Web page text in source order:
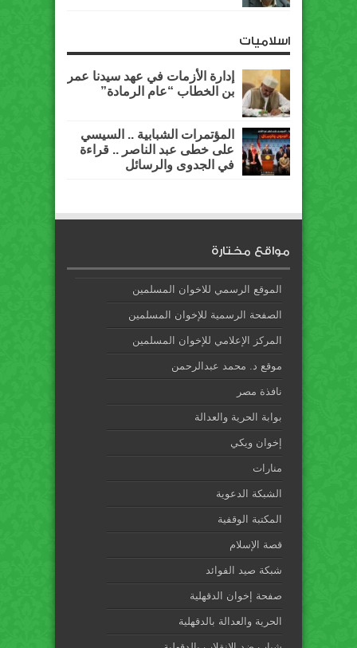
اسلاميات
إدارة الأزمات في عهد سيدنا عمر
بن الخطاب “عام الرمادة”
المؤتمرات الشبابية .. السيسي
على خطى عبد الناصر .. قراءة
في الجدوى والرسائل
مواقع مختارة
الموقع الرسمي للاخوان المسلمين
الصفحة الرسمية للإخوان المسلمين
المركز الإعلامي للإخوان المسلمين
موقع د. محمد عبدالرحمن
نافذة مصر
بوابة الحرية والعدالة
إخوان ويكي
منارات
الشبكة الدعوية
المكتبة الوقفية
قصة الإسلام
شبكة صيد الفوائد
صفحة إخوان الدقهلية
الحرية والعدالة بالدقهلية